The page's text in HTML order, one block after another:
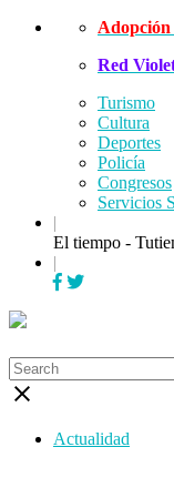
Skip
Adopción
Red
Turismo
Cultura
Deportes
Policía
Congresos
Servicios
|
El tiempo -
|
Menu
Search
for:
Search
for:
Close
Actualidad